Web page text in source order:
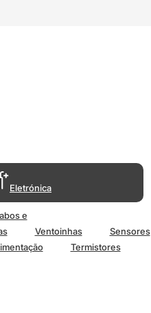
Eletrónica
e
Ventoinhas Sensores
Termistores